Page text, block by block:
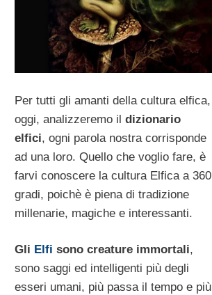
Per tutti gli amanti della cultura elfica,
oggi, analizzeremo il dizionario
elfici, ogni parola nostra corrisponde
ad una loro. Quello che voglio fare, è
farvi conoscere la cultura Elfica a 360
gradi, poichè è piena di tradizione
millenarie, magiche e interessanti.
Gli Elfi sono creature immortali,
sono saggi ed intelligenti più degli
esseri umani, più passa il tempo e più